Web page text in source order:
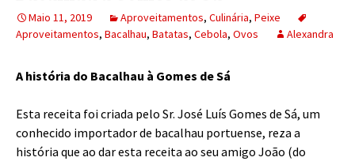
Maio 11, 2019 Aproveitamentos, Culinária, Peixe
Aproveitamentos, Bacalhau, Batatas, Cebola, Ovos Alexandra
A história do Bacalhau à Gomes de Sá
Esta receita foi criada pelo Sr. José Luís Gomes de Sá, um
conhecido importador de bacalhau portuense, reza a
história que ao dar esta receita ao seu amigo João (do